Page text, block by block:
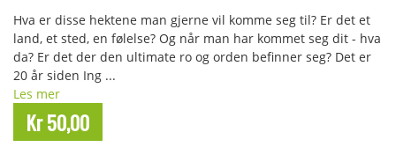
Hva er disse hektene man gjerne vil komme seg til? Er det et
land, et sted, en følelse? Og når man har kommet seg dit - hva
da? Er det der den ultimate ro og orden befinner seg? Det er
20 år siden Ing ...
Les mer
Kr 50,00